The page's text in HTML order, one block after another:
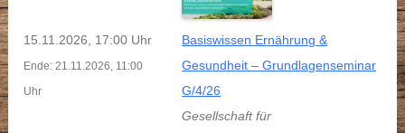
15.11.2026, 17:00 Uhr
Ende: 21.11.2026, 11:00
Uhr
Basiswissen Ernährung &
Gesundheit – Grundlagenseminar
G/4/26
Gesellschaft für